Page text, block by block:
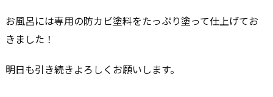
お風呂には専用の防カビ塗料をたっぷり塗って仕上げてお
きました！
明日も引き続きよろしくお願いします。